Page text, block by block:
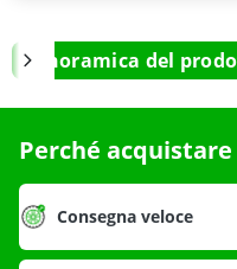
Panoramica del
Perché
Consegna veloce